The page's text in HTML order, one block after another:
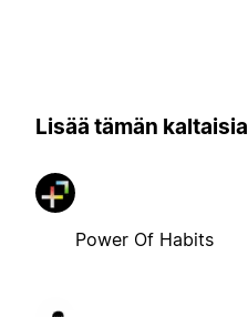
Lisää tämän kaltaisia
Power Of Habits